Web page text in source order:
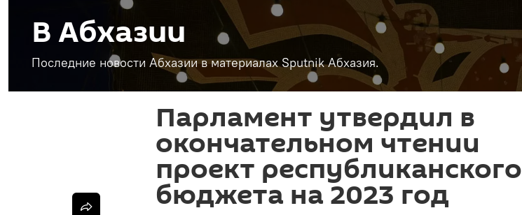
В Абхазии
Последние новости Абхазии в материалах Sputnik Абхазия.
Парламент утвердил в
окончательном чтении
проект республиканского
бюджета на 2023 год